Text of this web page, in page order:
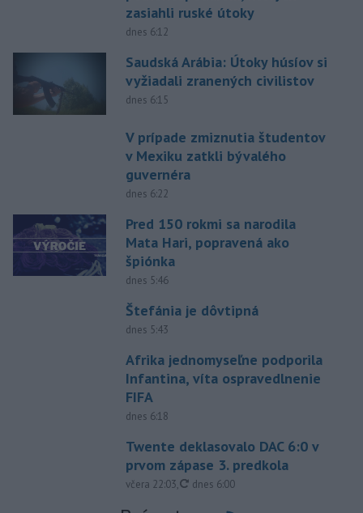
zasiahli ruské útoky
dnes 6:12
Saudská Arábia: Útoky húsíov si
vyžiadali zranených civilistov
dnes 6:15
V prípade zmiznutia študentov
v Mexiku zatkli bývalého
guvernéra
dnes 6:22
Pred 150 rokmi sa narodila
Mata Hari, popravená ako
špiónka
dnes 5:46
Štefánia je dôvtipná
dnes 5:43
Afrika jednomyseľne podporila
Infantina, víta ospravedlnenie
FIFA
dnes 6:18
Twente deklasovalo DAC 6:0 v
prvom zápase 3. predkola
včera 22:03, aktualizované
dnes 6:00